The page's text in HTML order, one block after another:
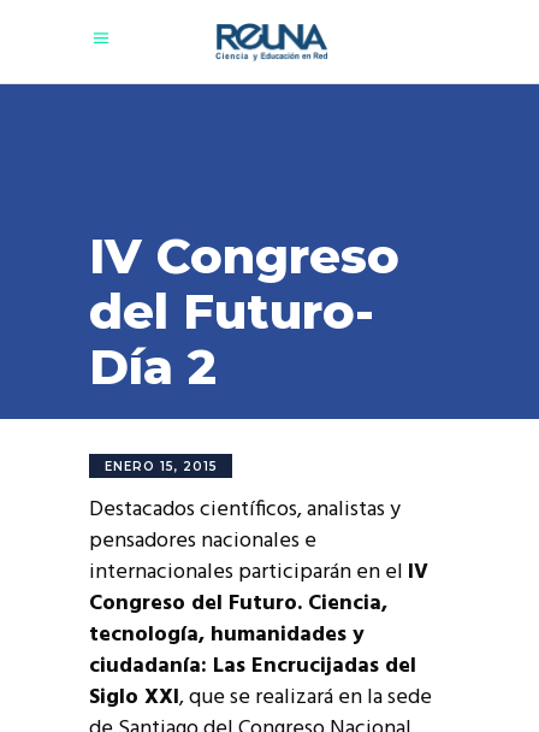
IV Congreso
del Futuro-
Día 2
ENERO 15, 2015
Destacados científicos, analistas y
pensadores nacionales e
internacionales participarán en el IV
Congreso del Futuro. Ciencia,
tecnología, humanidades y
ciudadanía: Las Encrucijadas del
Siglo XXI, que se realizará en la sede